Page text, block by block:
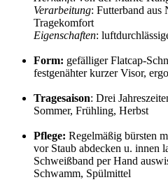
Verarbeitung: Futterband
Tragekomfort
Eigenschaften:
Form: gefälliger Flatcap-
festgenähter kurzer Visor,
Tragesaison: Drei
Sommer, Frühling, Herbst
Pflege: Regelmäßig bürsten
vor Staub abdecken u. innen
Schweißband per Hand
Schwamm, Spülmittel